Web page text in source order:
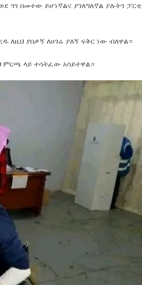
ጎን በመተው ይሆነኛልና ያገለግለኛል ያሉትን ፓርቲ
ያበቃኝ ለሀገሬ ያለኝ ፍቅር ነው ብለዋል።
ምርጫ ላይ ተሳትፈው አሳይተዋል።